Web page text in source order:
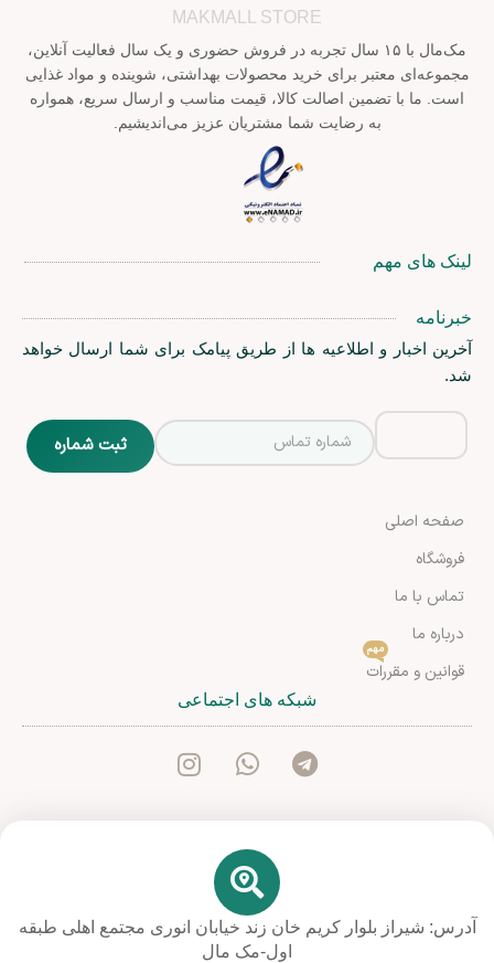
MAKMALL STORE
مک‌مال با ۱۵ سال تجربه در فروش حضوری و یک سال فعالیت آنلاین،
مجموعه‌ای معتبر برای خرید محصولات بهداشتی، شوینده و مواد غذایی
است. ما با تضمین اصالت کالا، قیمت مناسب و ارسال سریع، همواره
به رضایت شما مشتریان عزیز می‌اندیشیم.
لینک های مهم
خبرنامه
آخرین اخبار و اطلاعیه ها از طریق پیامک برای شما ارسال خواهد
شد.
صفحه اصلی
فروشگاه
تماس با ما
درباره ما
قوانین و مقررات
مهم
شبکه های اجتماعی
آدرس: شیراز بلوار کریم خان زند خیابان انوری مجتمع اهلی طبقه
اول-مک مال